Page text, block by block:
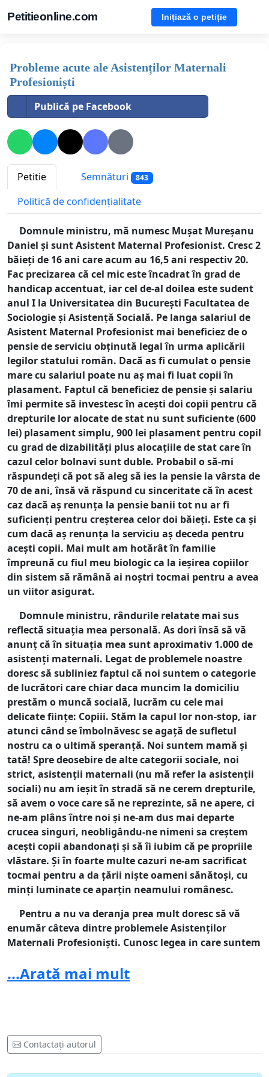
Petitieonline.com Inițiază o petiție
Probleme acute ale Asistenților Maternali
Profesioniști
Publică pe Facebook
Petitie Semnături 843
Politică de confidențialitate
Domnule ministru, mă numesc Mușat Mureșanu
Daniel și sunt Asistent Maternal Profesionist. Cresc 2
băieți de 16 ani care acum au 16,5 ani respectiv 20.
Fac precizarea că cel mic este încadrat în grad de
handicap accentuat, iar cel de-al doilea este sudent
anul I la Universitatea din București Facultatea de
Sociologie și Asistență Socială. Pe langa salariul de
Asistent Maternal Profesionist mai beneficiez de o
pensie de serviciu obținută legal în urma aplicării
legilor statului român. Dacă as fi cumulat o pensie
mare cu salariul poate nu aș mai fi luat copii în
plasament. Faptul că beneficiez de pensie și salariu
îmi permite să investesc în acești doi copii pentru că
drepturile lor alocate de stat nu sunt suficiente (600
lei) plasament simplu, 900 lei plasament pentru copil
cu grad de dizabilități plus alocațiile de stat care în
cazul celor bolnavi sunt duble. Probabil o să-mi
răspundeți că pot să aleg să ies la pensie la vârsta de
70 de ani, însă vă răspund cu sinceritate că în acest
caz dacă aș renunța la pensie banii tot nu ar fi
suficienți pentru creșterea celor doi băieți. Este ca și
cum dacă aș renunța la serviciu aș deceda pentru
acești copii. Mai mult am hotărât în familie
împreună cu fiul meu biologic ca la ieșirea copiilor
din sistem să rămână ai noștri tocmai pentru a avea
un viitor asigurat.
Domnule ministru, rândurile relatate mai sus
reflectă situația mea personală. As dori însă să vă
anunț că în situația mea sunt aproximativ 1.000 de
asistenți maternali. Legat de problemele noastre
doresc să subliniez faptul că noi suntem o categorie
de lucrători care chiar daca muncim la domiciliu
prestăm o muncă socială, lucrăm cu cele mai
delicate ființe: Copiii. Stăm la capul lor non-stop, iar
atunci când se îmbolnăvesc se agață de sufletul
nostru ca o ultimă speranță. Noi suntem mamă și
tată! Spre deosebire de alte categorii sociale, noi
strict, asistenții maternali (nu mă refer la asistenții
sociali) nu am ieșit în stradă să ne cerem drepturile,
să avem o voce care să ne reprezinte, să ne apere, ci
ne-am plâns între noi și ne-am dus mai departe
crucea singuri, neobligându-ne nimeni sa creștem
acești copii abandonați și să îi iubim că pe propriile
vlăstare. Și în foarte multe cazuri ne-am sacrificat
tocmai pentru a da țării niște oameni sănătoși, cu
minți luminate ce aparțin neamului românesc.
Pentru a nu va deranja prea mult doresc să vă
enumăr câteva dintre problemele Asistenților
Maternali Profesioniști. Cunosc legea in care suntem
cale amiabilă și negociantă. Ne dorim niște salarii
decente, pentru orele de lucru efectuate non-stop.
dublă față de cea a propriilor copii. Mulți dintre noi
merg anual cu copiii în concedii pe cheltuiala
noastră, dar concediul este impropriu spus deoarece
...Arată mai mult
Contactați autorul